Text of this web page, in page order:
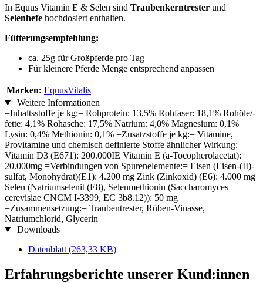
In Equus Vitamin E & Selen sind Traubenkerntrester und
Selenhefe hochdosiert enthalten.
Fütterungsempfehlung:
ca. 25g für Großpferde pro Tag
Für kleinere Pferde Menge entsprechend anpassen
Marken: EquusVitalis
Weitere Informationen
=Inhaltsstoffe je kg:= Rohprotein: 13,5% Rohfaser: 18,1% Rohöle/-
fette: 4,1% Rohasche: 17,5% Natrium: 4,0% Magnesium: 0,1%
Lysin: 0,4% Methionin: 0,1% =Zusatzstoffe je kg:= Vitamine,
Provitamine und chemisch definierte Stoffe ähnlicher Wirkung:
Vitamin D3 (E671): 200.000IE Vitamin E (a-Tocopherolacetat):
20.000mg =Verbindungen von Spurenelemente:= Eisen (Eisen-(II)-
sulfat, Monohydrat)(E1): 4.200 mg Zink (Zinkoxid) (E6): 4.000 mg
Selen (Natriumselenit (E8), Selenmethionin (Saccharomyces
cerevisiae CNCM I-3399, EC 3b8.12)): 50 mg
=Zusammensetzung:= Traubentrester, Rüben-Vinasse,
Natriumchlorid, Glycerin
Downloads
Datenblatt (263,33 KB)
Erfahrungsberichte unserer Kund:innen